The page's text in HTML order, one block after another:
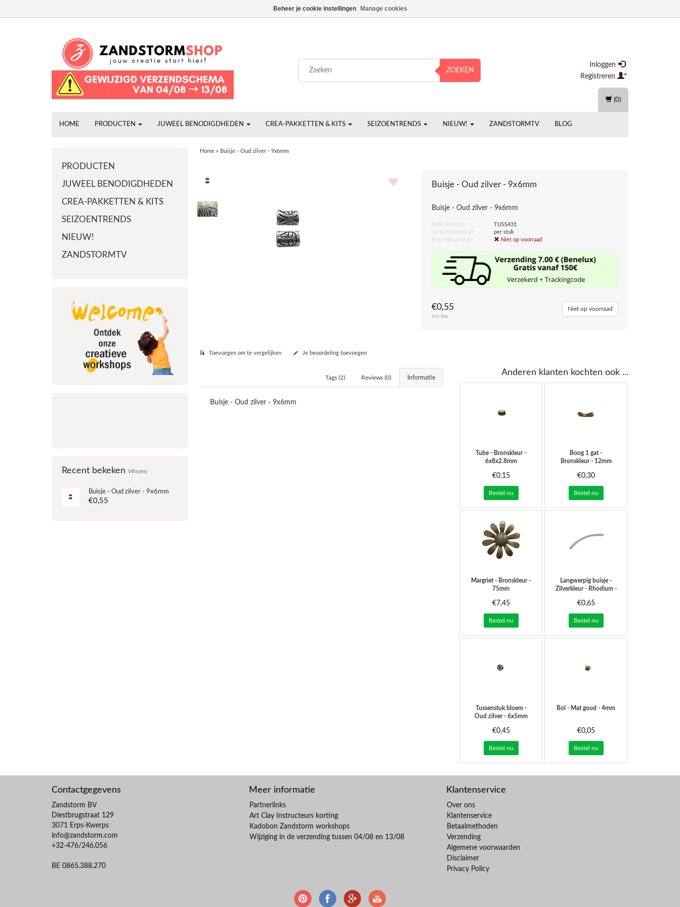
ZOEKEN
Inloggen
Registreren
HOME PRODUCTEN JUWEEL BENODIGDHEDEN CREA-PAKKETTEN & KITS SEIZOENTRENDS NIEUW! ZANDSTORMTV BLOG
(0)
PRODUCTEN
JUWEEL BENODIGDHEDEN
CREA-PAKKETTEN & KITS
SEIZOENTRENDS
NIEUW!
ZANDSTORMTV
Recent bekeken Wissen
Buisje - Oud zilver - 9x6mm
€0,55
Home» Buisje - Oud zilver - 9x6mm
Buisje - Oud zilver - 9x6mm
Buisje - Oud zilver - 9x6mm
Artikelnummer:
TUSS431
Verkoopseenheid:
per stuk
Beschikbaarheid:
Niet op voorraad
€0,55
Incl. btw
Niet op voorraad
Toevoegen om te vergelijken Je beoordeling toevoegen
Informatie
Reviews (0)
Tags (2)
Buisje - Oud zilver - 9x6mm
Anderen klanten kochten ook ...
Tube - Bronskleur -
6x8x2.8mm
€0,15
Bestel nu
Boog 1 gat -
Bronskleur - 12mm
€0,30
Bestel nu
Margriet - Bronskleur -
75mm
€7,45
Bestel nu
Langwerpig buisje -
Zilverkleur - Rhodium -
€0,65
Bestel nu
Tussenstuk bloem -
Oud zilver - 6x5mm
€0,45
Bestel nu
Bol - Mat goud - 4mm
€0,05
Bestel nu
Contactgegevens
Zandstorm BV
Diestbrugstraat 129
3071 Erps-Kwerps
info@zandstorm.com
+32-476/246.056
BE 0865.388.270
Meer informatie
Partnerlinks
Art Clay Instructeurs korting
Kadobon Zandstorm workshops
Wijziging in de verzending tussen 04/08 en 13/08
Klantenservice
Over ons
Klantenservice
Betaalmethoden
Verzending
Algemene voorwaarden
Disclaimer
Privacy Policy
Beheer je cookie instellingen Manage cookies